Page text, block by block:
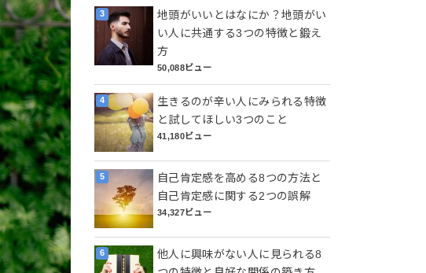
地頭がいいとはなにか？地頭がい
い人に共通する3つの特徴と鍛え
方
50,088ビュー
生きるのが辛い人にみられる特徴
と試してほしい3つのこと
41,180ビュー
自己肯定感を高める8つの方法と
自己肯定感に関する2つの誤解
34,327ビュー
他人に興味がない人に見られる8